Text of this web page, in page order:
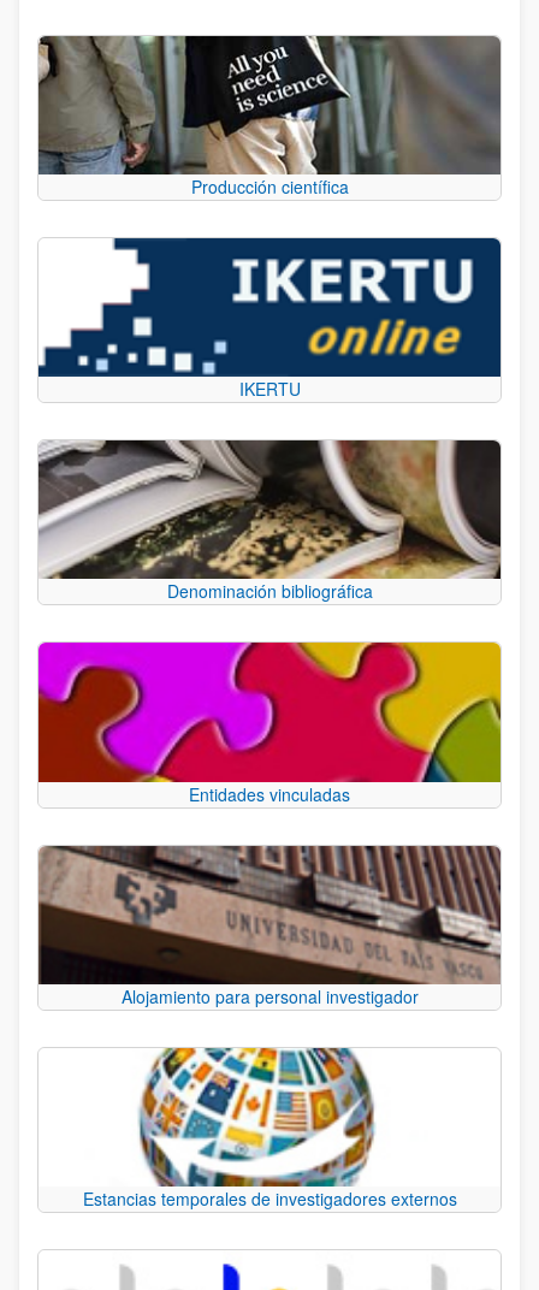
Producción científica
IKERTU
Denominación bibliográfica
Entidades vinculadas
Alojamiento para personal investigador
Estancias temporales de investigadores externos